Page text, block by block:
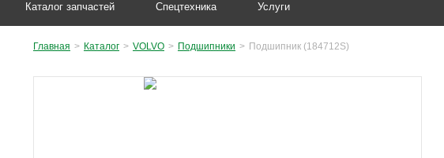
Каталог запчастей Спецтехника Услуги
Главная > Каталог > VOLVO > Подшипники > Подшипник (184712S)